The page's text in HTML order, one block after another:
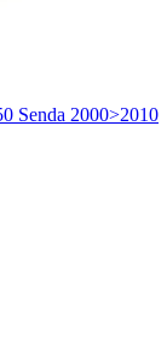
Senda 2000>2010